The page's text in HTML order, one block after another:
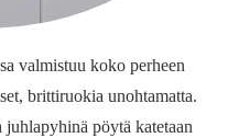
valmistuu koko perheen
brittiruokia unohtamatta.
pöytä katetaan